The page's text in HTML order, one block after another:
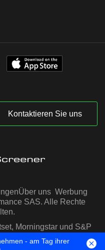
Kontaktieren Sie uns
Über uns Werbung
SAS. Alle Rechte
Morningstar und S&P
gestellt
- am Tag ihrer